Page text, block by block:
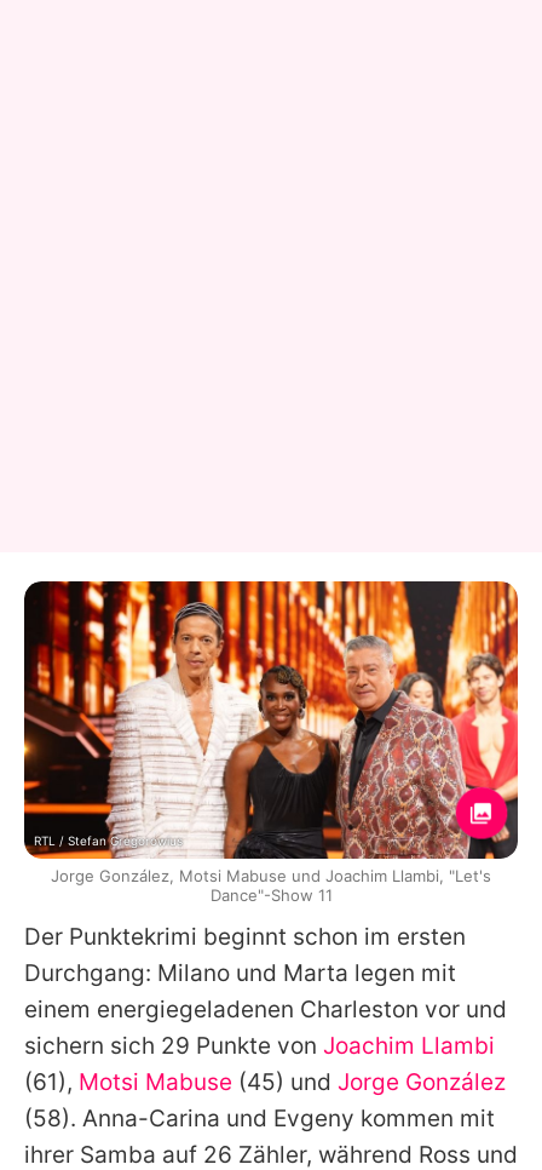
Der Punktekrimi beginnt schon im ersten
Durchgang: Milano und Marta legen mit
einem energiegeladenen Charleston vor und
sichern sich 29 Punkte von Joachim Llambi
(61), Motsi Mabuse (45) und Jorge González
(58). Anna-Carina und Evgeny kommen mit
ihrer Samba auf 26 Zähler, während Ross und
RTL / Stefan Gregorowius
Jorge González, Motsi Mabuse und Joachim Llambi, "Let's
Dance"-Show 11